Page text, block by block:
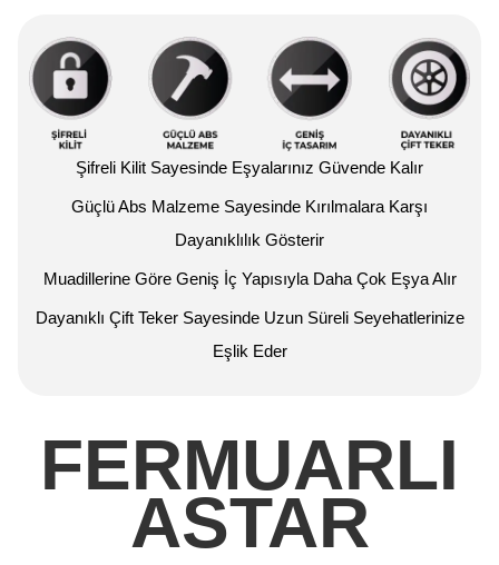
Şifreli Kilit Sayesinde Eşyalarınız Güvende Kalır
Güçlü Abs Malzeme Sayesinde Kırılmalara Karşı
Dayanıklılık Gösterir
Muadillerine Göre Geniş İç Yapısıyla Daha Çok Eşya Alır
Dayanıklı Çift Teker Sayesinde Uzun Süreli Seyehatlerinize
Eşlik Eder
FERMUARLI
ASTAR